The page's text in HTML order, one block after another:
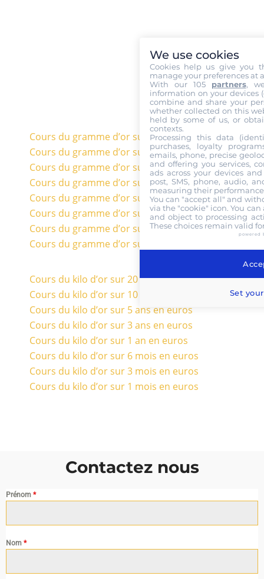
Cours du gramme d’or sur 20 ans en euros
Cours du gramme d’or sur 10 ans en euros
Cours du gramme d’or sur 5 ans en euros
Cours du gramme d’or sur 3 ans en euros
Cours du gramme d’or sur 1 an en euros
Cours du gramme d’or sur 6 mois en euros
Cours du gramme d’or sur 3 mois en euros
Cours du gramme d’or sur 1 mois en euros
Cours du kilo d’or sur 20 ans en euros
Cours du kilo d’or sur 10 ans en euros
Cours du kilo d’or sur 5 ans en euros
Cours du kilo d’or sur 3 ans en euros
Cours du kilo d’or sur 1 an en euros
Cours du kilo d’or sur 6 mois en euros
Cours du kilo d’or sur 3 mois en euros
Cours du kilo d’or sur 1 mois en euros
Contactez nous
Prénom *
Nom *
We use cookies
Cookies help us give you
manage your preferences at
With our 105 partners,
information on your devices
combine and share your
whether collected on this
held by some of us, or
contexts.
Processing this data
purchases, loyalty
emails, phone, precise
and offering you services,
ads across your devices
post, SMS, phone, audio,
measuring their
You can "accept all" and
via the "cookie" icon. You
and object to processing
These choices remain valid
powered
Set